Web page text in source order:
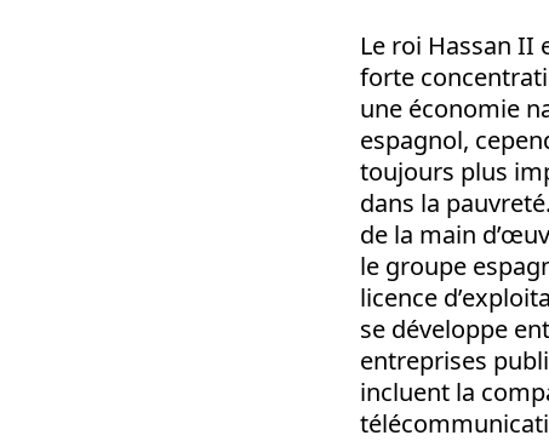
Le roi Hassan II
forte
une économie
espagnol,
toujours plus
dans la
de la main
le groupe
licence
se développe
entreprises
incluent la